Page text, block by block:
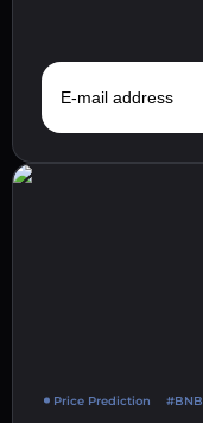
E-mail address
Price Prediction #BNB